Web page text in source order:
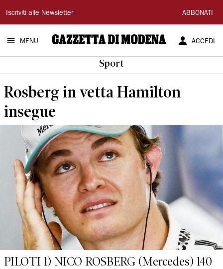
Gazzetta
di
Modena
Iscriviti alle Newsletter ABBONATI
MENU ACCEDI
Sport
Rosberg in vetta Hamilton
insegue
PILOTI 1) NICO ROSBERG (Mercedes) 140